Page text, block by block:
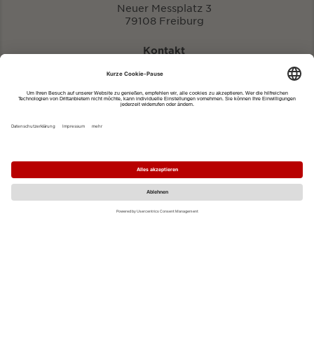
Neuer Messplatz 3
79108 Freiburg
Kontakt
eventportal@fwtm.de
Impressum